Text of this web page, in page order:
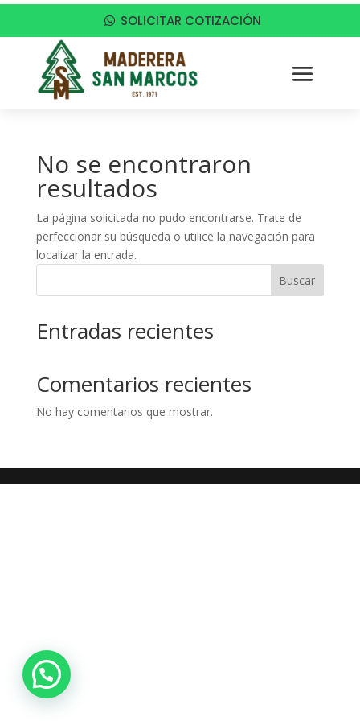
SOLICITAR COTIZACIÓN
No se encontraron
resultados
La página solicitada no pudo encontrarse. Trate de
perfeccionar su búsqueda o utilice la navegación para
localizar la entrada.
Buscar
Entradas recientes
Comentarios recientes
No hay comentarios que mostrar.